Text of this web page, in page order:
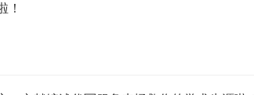
！